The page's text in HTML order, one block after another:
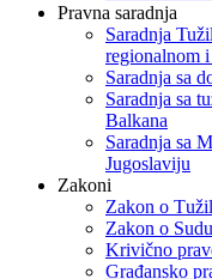
Pravna saradnja
Saradnja
regionalnom
Saradnja sa
Saradnja sa
Balkana
Saradnja sa
Jugoslaviju
Zakoni
Zakon o
Zakon o
Krivično
Građansko